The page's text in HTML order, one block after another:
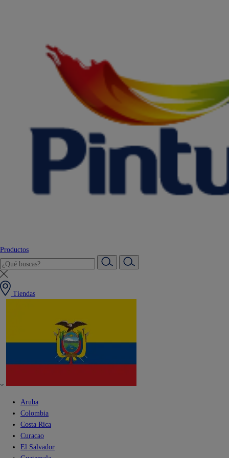
Productos
Tiendas
Aruba
Colombia
Costa Rica
Curacao
El Salvador